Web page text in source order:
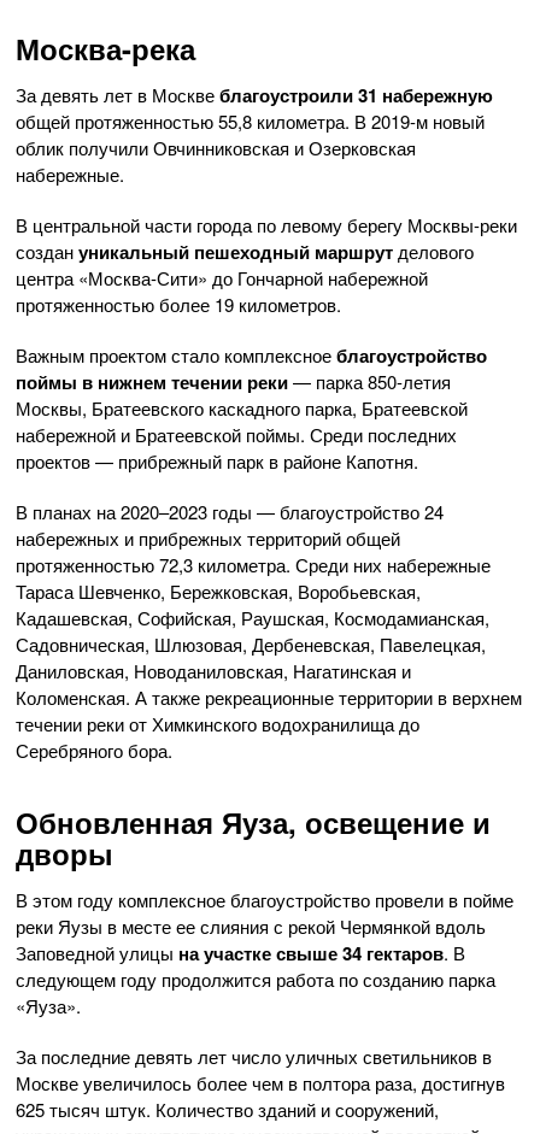
Москва-река
За девять лет в Москвеблагоустроили 31 набережную
общей протяженностью 55,8 километра. В 2019-м новый
облик получили Овчинниковская и Озерковская
набережные.
В центральной части города по левому берегу Москвы-реки
создануникальный пешеходный маршрут делового
центра «Москва-Сити» до Гончарной набережной
протяженностью более 19 километров.
Важным проектом стало комплексноеблагоустройство
поймы в нижнем течении реки— парка 850-летия
Москвы, Братеевского каскадного парка, Братеевской
набережной и Братеевской поймы. Среди последних
проектов — прибрежный парк в районе Капотня.
В планах на 2020–2023 годы — благоустройство 24
набережных и прибрежных территорий общей
протяженностью 72,3 километра. Среди них набережные
Тараса Шевченко, Бережковская, Воробьевская,
Кадашевская, Софийская, Раушская, Космодамианская,
Садовническая, Шлюзовая, Дербеневская, Павелецкая,
Даниловская, Новоданиловская, Нагатинская и
Коломенская. А также рекреационные территории в верхнем
течении реки от Химкинского водохранилища до
Серебряного бора.
Обновленная Яуза, освещение и
дворы
В этом году комплексное благоустройство провели в пойме
реки Яузы в месте ее слияния с рекой Чермянкой вдоль
Заповедной улицы на участке свыше 34 гектаров. В
следующем году продолжится работа по созданию парка
«Яуза».
За последние девять лет число уличных светильников в
Москве увеличилось более чем в полтора раза, достигнув
625 тысяч штук. Количество зданий и сооружений,